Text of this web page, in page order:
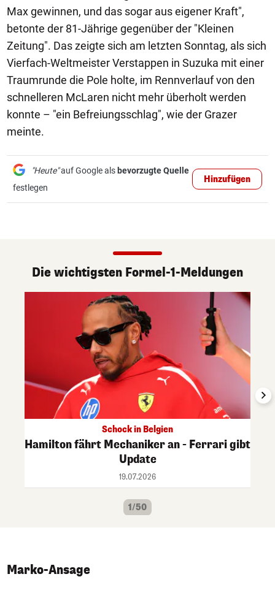
Max gewinnen, und das sogar aus eigener Kraft",
betonte der 81-Jährige gegenüber der "Kleinen
Zeitung". Das zeigte sich am letzten Sonntag, als sich
Vierfach-Weltmeister Verstappen in Suzuka mit einer
Traumrunde die Pole holte, im Rennverlauf von den
schnelleren McLaren nicht mehr überholt werden
konnte – "ein Befreiungsschlag", wie der Grazer
meinte.
"Heute"auf Google als bevorzugte Quelle
festlegen
Hinzufügen
Die wichtigsten Formel-1-Meldungen
Schock in Belgien
Hamilton fährt Mechaniker an - Ferrari gibt
Update
19.07.2026
1/50
Marko-Ansage